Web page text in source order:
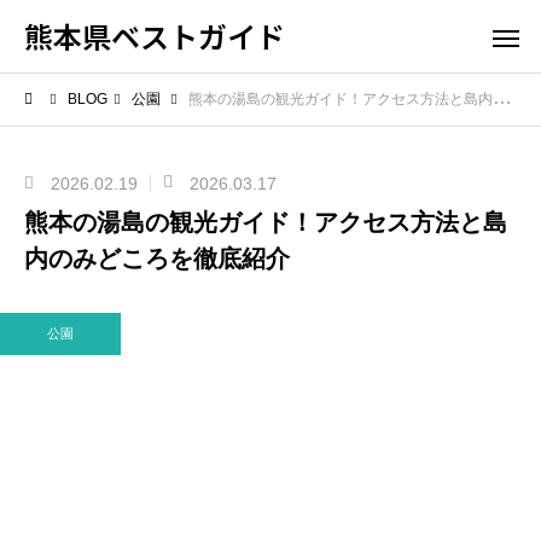
熊本県ベストガイド
BLOG 公園 熊本の湯島の観光ガイド！アクセス方法と島内のみどころを徹底紹介
2026.02.19 2026.03.17
熊本の湯島の観光ガイド！アクセス方法と島
内のみどころを徹底紹介
公園